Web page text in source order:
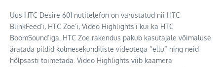
Uus HTC Desire 601 nutitelefon on varustatud nii HTC
BlinkFeed’i, HTC Zoe’i, Video Highlights’i kui ka HTC
BoomSound’iga. HTC Zoe rakendus pakub kasutajale võimaluse
äratada pildid kolmesekundiliste videotega “ellu“ ning neid
hõlpsasti toimetada. Video Highlights viib kaamera